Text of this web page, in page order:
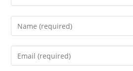
Enter
your
name
Enter
your